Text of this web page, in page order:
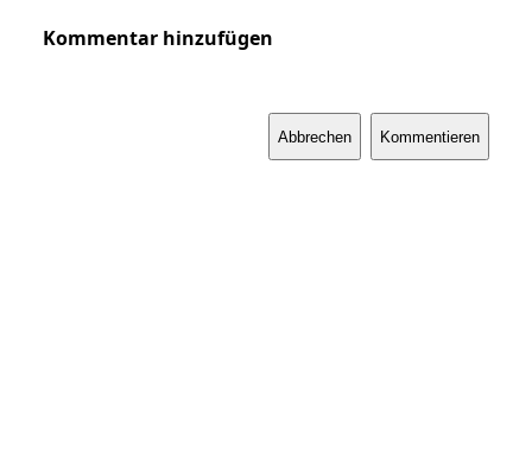
Kommentar hinzufügen
Abbrechen Kommentieren